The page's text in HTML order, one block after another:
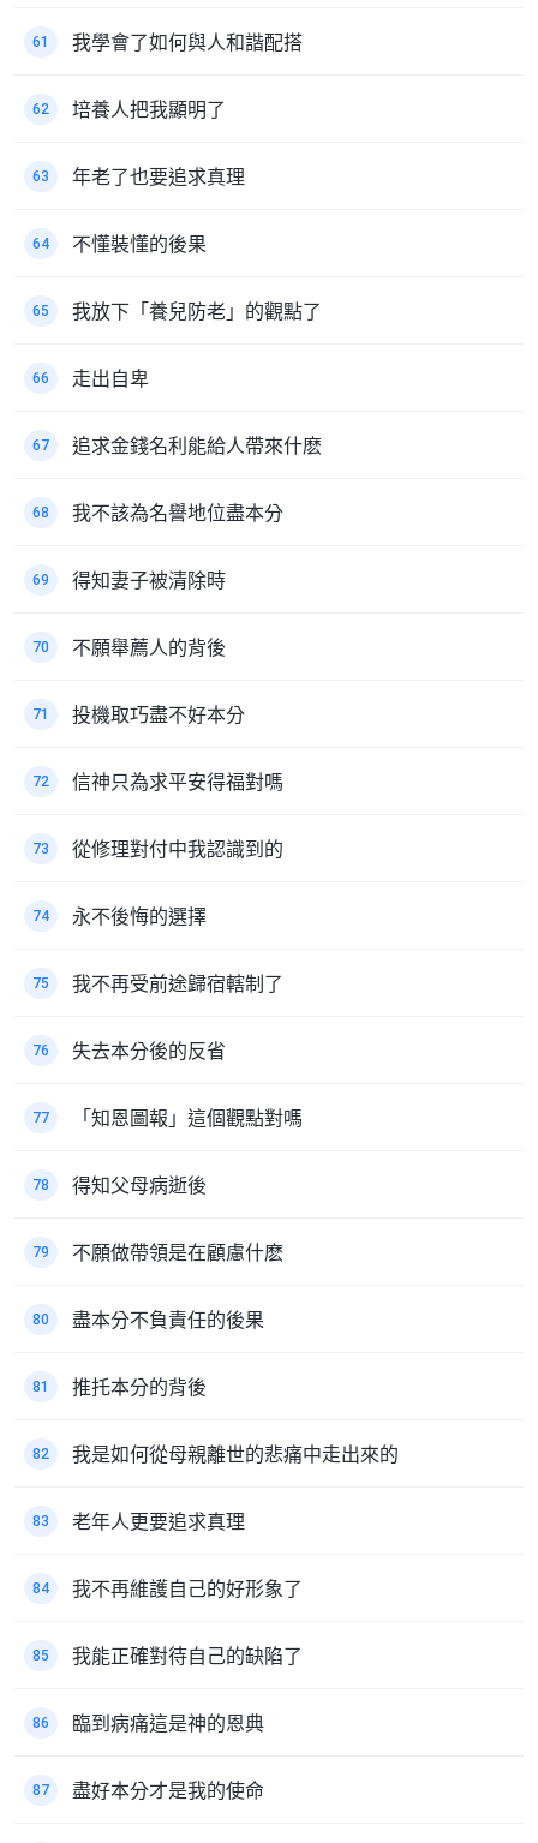
61 我學會了如何與人和諧配搭
62 培養人把我顯明了
63 年老了也要追求真理
64 不懂裝懂的後果
65 我放下「養兒防老」的觀點了
66 走出自卑
67 追求金錢名利能給人帶來什麽
68 我不該為名譽地位盡本分
69 得知妻子被清除時
70 不願舉薦人的背後
71 投機取巧盡不好本分
72 信神只為求平安得福對嗎
73 從修理對付中我認識到的
74 永不後悔的選擇
75 我不再受前途歸宿轄制了
76 失去本分後的反省
77 「知恩圖報」這個觀點對嗎
78 得知父母病逝後
79 不願做帶領是在顧慮什麽
80 盡本分不負責任的後果
81 推托本分的背後
82 我是如何從母親離世的悲痛中走出來的
83 老年人更要追求真理
84 我不再維護自己的好形象了
85 我能正確對待自己的缺陷了
86 臨到病痛這是神的恩典
87 盡好本分才是我的使命